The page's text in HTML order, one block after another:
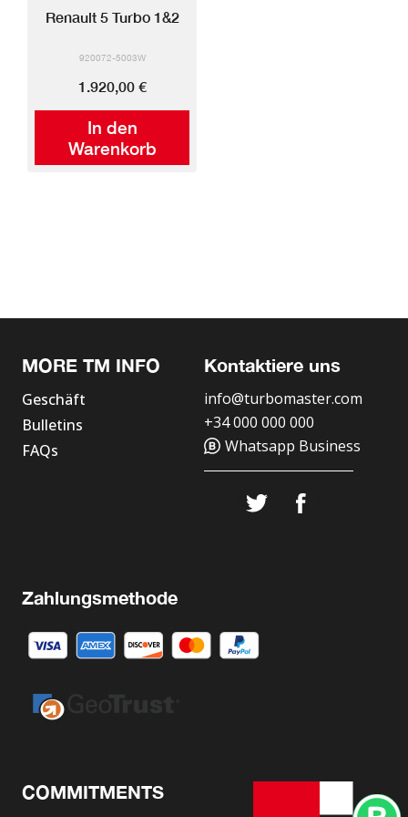
In den
Warenkorb
Renault 5 Turbo 1&2
920072-5003W
1.920,00 €
MORE TM INFO
Geschäft
Bulletins
FAQs
Kontaktiere uns
info@turbomaster.com
+34 000 000 000
Whatsapp Business
COMMITMENTS
Zahlungsmethode